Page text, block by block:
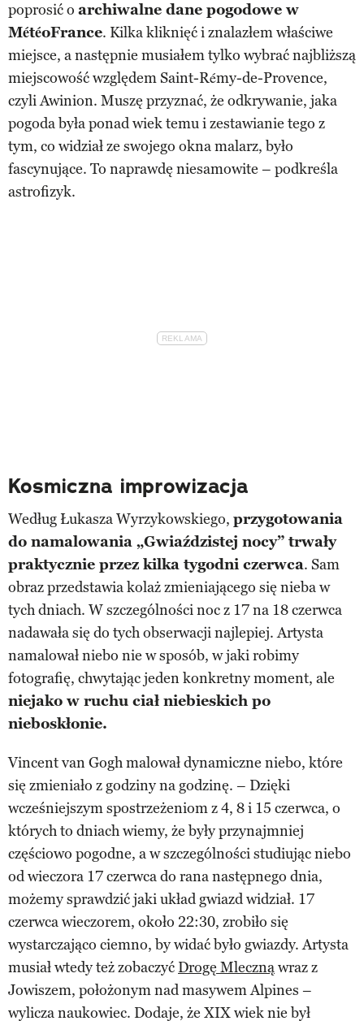
poprosić o archiwalne dane pogodowe w
MétéoFrance. Kilka kliknięć i znalazłem właściwe
miejsce, a następnie musiałem tylko wybrać najbliższą
miejscowość względem Saint-Rémy-de-Provence,
czyli Awinion. Muszę przyznać, że odkrywanie, jaka
pogoda była ponad wiek temu i zestawianie tego z
tym, co widział ze swojego okna malarz, było
fascynujące. To naprawdę niesamowite – podkreśla
astrofizyk.
Kosmiczna improwizacja
Według Łukasza Wyrzykowskiego, przygotowania
do namalowania „Gwiaździstej nocy” trwały
praktycznie przez kilka tygodni czerwca. Sam
obraz przedstawia kolaż zmieniającego się nieba w
tych dniach. W szczególności noc z 17 na 18 czerwca
nadawała się do tych obserwacji najlepiej. Artysta
namalował niebo nie w sposób, w jaki robimy
fotografię, chwytając jeden konkretny moment, ale
niejako w ruchu ciał niebieskich po
nieboskłonie.
Vincent van Gogh malował dynamiczne niebo, które
się zmieniało z godziny na godzinę. – Dzięki
wcześniejszym spostrzeżeniom z 4, 8 i 15 czerwca, o
których to dniach wiemy, że były przynajmniej
częściowo pogodne, a w szczególności studiując niebo
od wieczora 17 czerwca do rana następnego dnia,
możemy sprawdzić jaki układ gwiazd widział. 17
czerwca wieczorem, około 22:30, zrobiło się
wystarczająco ciemno, by widać było gwiazdy. Artysta
musiał wtedy też zobaczyćDrogę Mlecznąwraz z
Jowiszem, położonym nad masywem Alpines –
wylicza naukowiec. Dodaje, że XIX wiek nie był